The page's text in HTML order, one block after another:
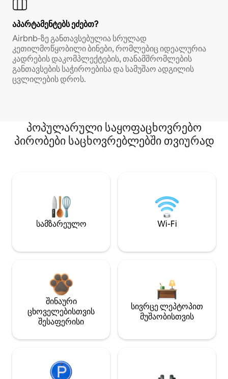
აპარტამენტებს ეძებთ?
Airbnb‑ზე განთავსებულია სრულად
კეთილმოწყობილი ბინები, რომლებიც იდეალურია
კადრების დაკომპლექტების, თანამშრომლების
განთავსების საჭიროებისა და სამუშაო ადგილის
ცვლილების დროს.
პოპულარული საყოფაცხოვრებო
პირობები საცხოვრებლებში თვიურად
სამზარეულო Wi-Fi
შინაური
ცხოველებისთვის
შესაფერისი
სივრცე ლეპტოპით
მუშაობისთვის